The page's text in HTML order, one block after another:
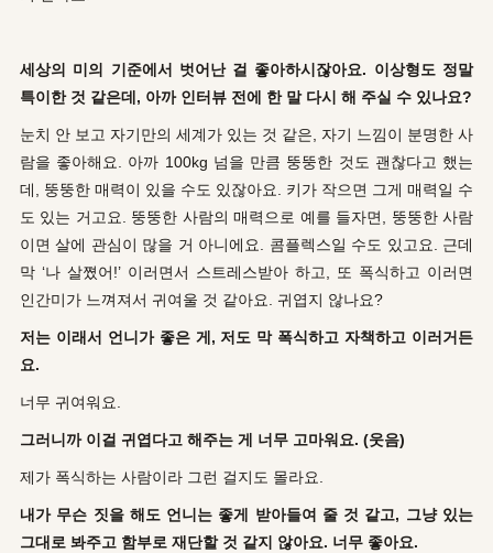
세상의 미의 기준에서 벗어난 걸 좋아하시잖아요. 이상형도 정말
특이한 것 같은데, 아까 인터뷰 전에 한 말 다시 해 주실 수 있나요?
눈치 안 보고 자기만의 세계가 있는 것 같은, 자기 느낌이 분명한 사
람을 좋아해요. 아까 100kg 넘을 만큼 뚱뚱한 것도 괜찮다고 했는
데, 뚱뚱한 매력이 있을 수도 있잖아요. 키가 작으면 그게 매력일 수
도 있는 거고요. 뚱뚱한 사람의 매력으로 예를 들자면, 뚱뚱한 사람
이면 살에 관심이 많을 거 아니에요. 콤플렉스일 수도 있고요. 근데
막 ‘나 살쪘어!’ 이러면서 스트레스받아 하고, 또 폭식하고 이러면
인간미가 느껴져서 귀여울 것 같아요. 귀엽지 않나요?
저는 이래서 언니가 좋은 게, 저도 막 폭식하고 자책하고 이러거든
요.
너무 귀여워요.
그러니까 이걸 귀엽다고 해주는 게 너무 고마워요. (웃음)
제가 폭식하는 사람이라 그런 걸지도 몰라요.
내가 무슨 짓을 해도 언니는 좋게 받아들여 줄 것 같고, 그냥 있는
그대로 봐주고 함부로 재단할 것 같지 않아요. 너무 좋아요.